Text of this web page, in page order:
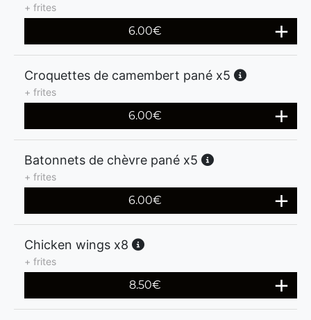
+ frites
6.00€
Croquettes de camembert pané x5
+ frites
6.00€
Batonnets de chèvre pané x5
+ frites
6.00€
Chicken wings x8
+ frites
8.50€